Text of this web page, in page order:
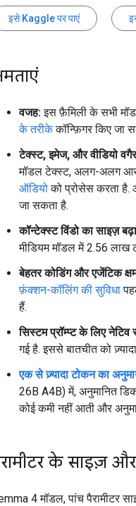
इसे Kaggle पर पाएं
वजह:इस फ़ैमिली के सभी
के तरीकेकॉन्फ़िगर किए जा
टेक्स्ट, इमेज, और वीडियो
मॉडल टेक्स्ट, अलग-अलग
ऑडियोको प्रोसेस करता है.
जा सकता है.
कॉन्टेक्स्ट विंडो का साइज़
मीडियम मॉडल में 2.56 लाख
बेहतर कोडिंग और एजेंटिक
फ़ंक्शन-कॉलिंग की सुविधा
हैं.
सिस्टम प्रॉम्प्ट के लिए नेटिव
गई है. इससे बातचीत को
एक से ज़्यादा टोकन का
26B A4B) में, अनुमानित
कोई कमी नहीं आती और
के साइज़
4 मॉडल, पांच पैरामीटर